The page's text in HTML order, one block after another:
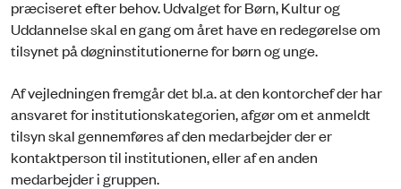
præciseret efter behov. Udvalget for Børn, Kultur og
Uddannelse skal en gang om året have en redegørelse om
tilsynet på døgninstitutionerne for børn og unge.
Af vejledningen fremgår det bl.a. at den kontorchef der har
ansvaret for institutionskategorien, afgør om et anmeldt
tilsyn skal gennemføres af den medarbejder der er
kontaktperson til institutionen, eller af en anden
medarbejder i gruppen.